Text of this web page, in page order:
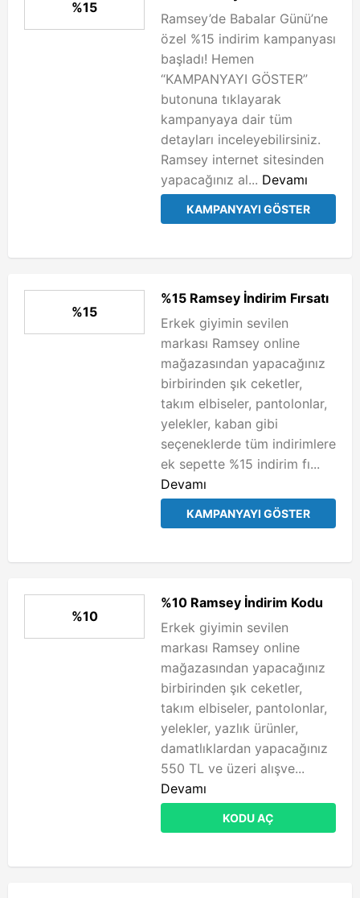
%15
Ramsey’de Babalar Günü’ne
özel %15 indirim kampanyası
başladı! Hemen
“KAMPANYAYI GÖSTER”
butonuna tıklayarak
kampanyaya dair tüm
detayları inceleyebilirsiniz.
Ramsey internet sitesinden
yapacağınız al... Devamı
KAMPANYAYI GÖSTER
%15
%15 Ramsey İndirim Fırsatı
Erkek giyimin sevilen
markası Ramsey online
mağazasından yapacağınız
birbirinden şık ceketler,
takım elbiseler, pantolonlar,
yelekler, kaban gibi
seçeneklerde tüm indirimlere
ek sepette %15 indirim fı...
Devamı
KAMPANYAYI GÖSTER
%10
%10 Ramsey İndirim Kodu
Erkek giyimin sevilen
markası Ramsey online
mağazasından yapacağınız
birbirinden şık ceketler,
takım elbiseler, pantolonlar,
yelekler, yazlık ürünler,
damatlıklardan yapacağınız
550 TL ve üzeri alışve...
Devamı
KODU AÇ